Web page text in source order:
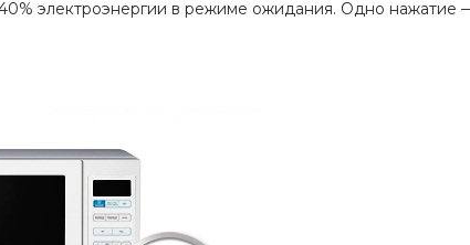
электроэнергии в режиме ожидания. Одно нажатие